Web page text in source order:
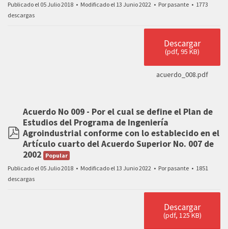
Publicado el 05 Julio 2018
Modificado el 13 Junio 2022 Por pasante
1773
descargas
Descargar
(pdf, 95 KB)
acuerdo_008.pdf
pdf
Acuerdo No 009 - Por el cual se define el Plan de
Estudios del Programa de Ingeniería
Agroindustrial conforme con lo establecido en el
Artículo cuarto del Acuerdo Superior No. 007 de
2002 Popular
Publicado el 05 Julio 2018
Modificado el 13 Junio 2022 Por pasante
1851
descargas
Descargar
(pdf, 125 KB)